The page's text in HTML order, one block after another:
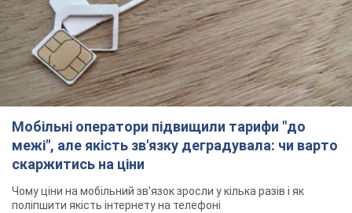
Мобільні оператори підвищили тарифи "до
межі", але якість зв'язку деградувала: чи варто
скаржитись на ціни
Чому ціни на мобільний зв'язок зросли у кілька разів і як
поліпшити якість інтернету на телефоні